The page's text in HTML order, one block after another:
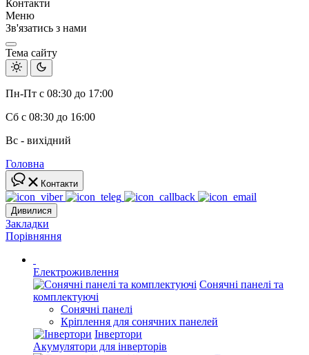
Контакти
Меню
Зв'язатись з нами
Тема сайту
Пн-Пт с 08:30 до 17:00
Сб с 08:30 до 16:00
Вс - вихідний
Головна
Контакти
Дивилися
Закладки
Порівняння
Електроживлення
Сонячні панелі та
комплектуючі
Сонячні панелі
Кріплення для сонячних панелей
Інвертори
Акумулятори для інверторів